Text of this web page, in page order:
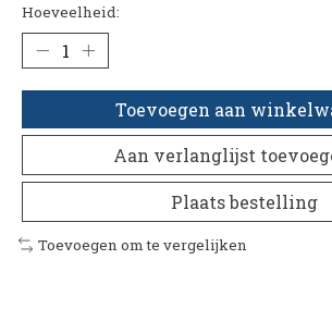
Hoeveelheid:
Toevoegen aan
Aan verlanglijst
Plaats bestelling
Toevoegen om te vergelijken